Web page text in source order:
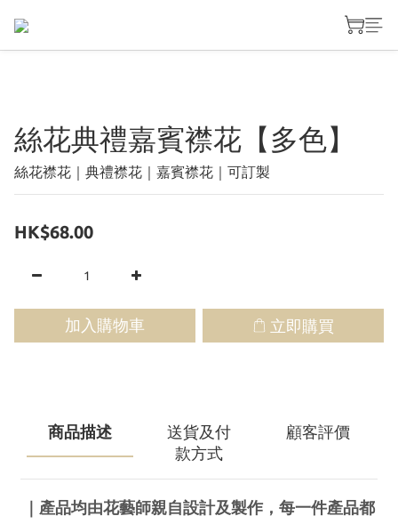
絲花典禮嘉賓襟花【多色】
絲花襟花｜典禮襟花｜嘉賓襟花｜可訂製
HK$68.00
加入購物車 立即購買
商品描述
送貨及付
款方式
顧客評價
｜產品均由花藝師親自設計及製作，每一件產品都